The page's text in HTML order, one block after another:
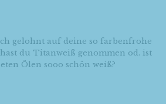
gelohnt auf deine so farbenfrohe
du Titanweiß genommen od. ist
Ölen sooo schön weiß?